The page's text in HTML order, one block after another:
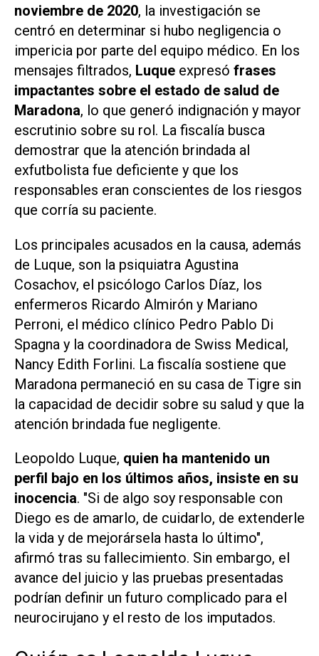
noviembre de 2020, la investigación se
centró en determinar si hubo negligencia o
impericia por parte del equipo médico. En los
mensajes filtrados, Luque expresó frases
impactantes sobre el estado de salud de
Maradona, lo que generó indignación y mayor
escrutinio sobre su rol. La fiscalía busca
demostrar que la atención brindada al
exfutbolista fue deficiente y que los
responsables eran conscientes de los riesgos
que corría su paciente.
Los principales acusados en la causa, además
de Luque, son la psiquiatra Agustina
Cosachov, el psicólogo Carlos Díaz, los
enfermeros Ricardo Almirón y Mariano
Perroni, el médico clínico Pedro Pablo Di
Spagna y la coordinadora de Swiss Medical,
Nancy Edith Forlini. La fiscalía sostiene que
Maradona permaneció en su casa de Tigre sin
la capacidad de decidir sobre su salud y que la
atención brindada fue negligente.
Leopoldo Luque, quien ha mantenido un
perfil bajo en los últimos años, insiste en su
inocencia. "Si de algo soy responsable con
Diego es de amarlo, de cuidarlo, de extenderle
la vida y de mejorársela hasta lo último",
afirmó tras su fallecimiento. Sin embargo, el
avance del juicio y las pruebas presentadas
podrían definir un futuro complicado para el
neurocirujano y el resto de los imputados.